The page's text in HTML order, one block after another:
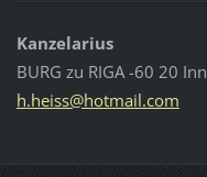
Kanzelarius
BURG zu RIGA -60 20
h.heiss@hotmail.com